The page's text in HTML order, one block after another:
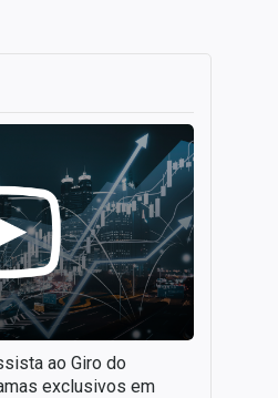
ao Giro do
exclusivos em